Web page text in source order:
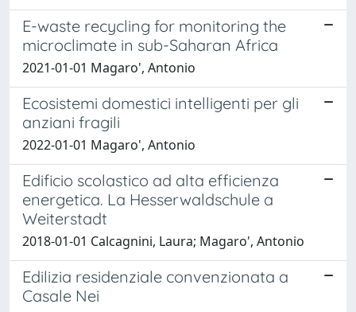
E-waste recycling for monitoring the
microclimate in sub-Saharan Africa
2021-01-01 Magaro', Antonio
Ecosistemi domestici intelligenti per gli
anziani fragili
2022-01-01 Magaro', Antonio
Edificio scolastico ad alta efficienza
energetica. La Hesserwaldschule a
Weiterstadt
2018-01-01 Calcagnini, Laura; Magaro', Antonio
Edilizia residenziale convenzionata a
Casale Nei